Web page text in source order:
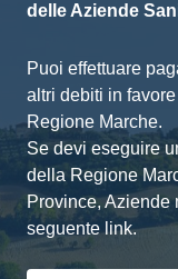
delle Aziende
Puoi effettuare
altri debiti in
Regione Marche.
Se devi eseguire
della Regione
Province, Aziende
seguente link.